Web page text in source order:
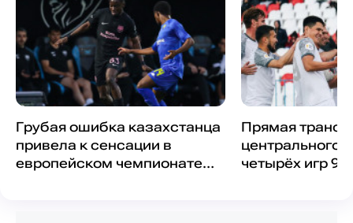
Грубая ошибка казахстанца
привела к сенсации в
европейском чемпионате
Прямая
центрального
четырёх игр 9-